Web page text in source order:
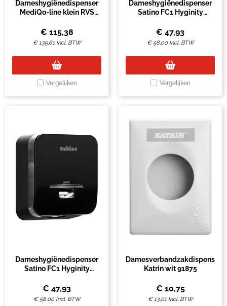
Dameshygiënedispenser
MediQo-line klein RVS
€ 115,38
€139,61 Incl. BTW
Vergelijken
Dameshygiënedispenser
Satino FC1 Hyginity
€ 47,93
€ 58,00 Incl. BTW
Vergelijken
Dameshygiënedispenser
Satino FC1 Hyginity
€ 47,93
€ 58,00 Incl. BTW
Damesverbandzakdispenser
Katrin wit 91875
€ 10,75
€13,01 Incl. BTW